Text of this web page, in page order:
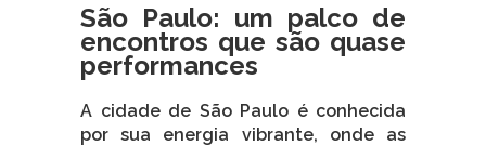
São Paulo: um palco de
encontros que são quase
performances
A cidade de São Paulo é conhecida
por sua energia vibrante, onde as